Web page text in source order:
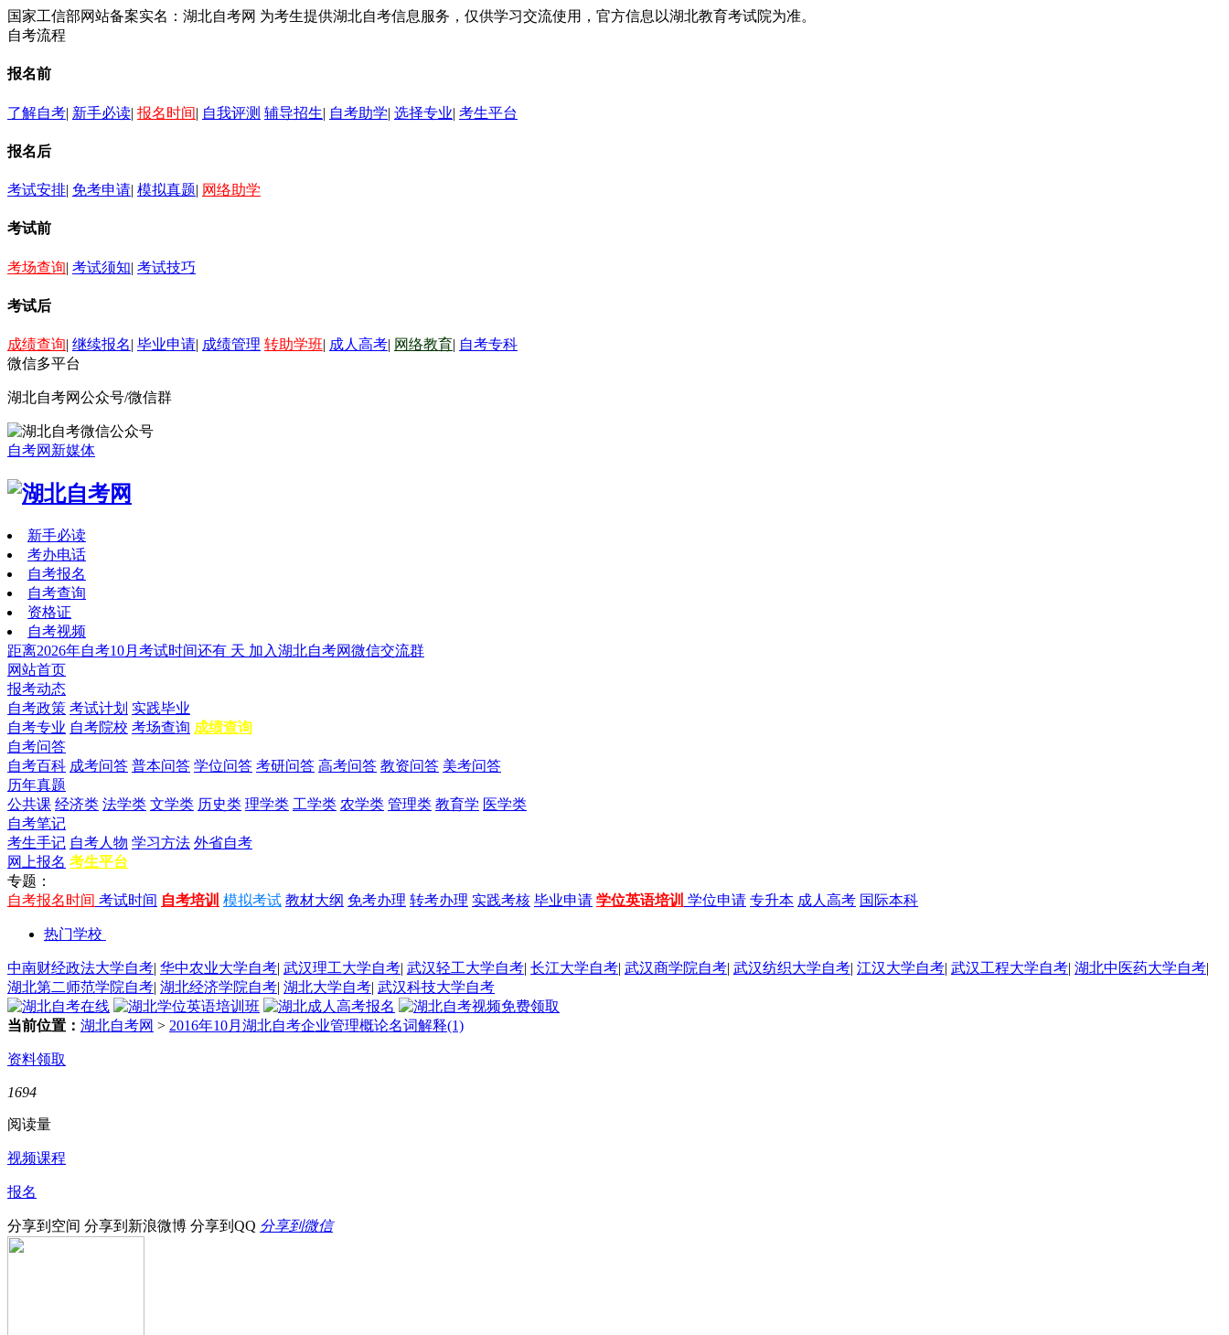
国家工信部网站备案实名：湖北自考网 为考生提供湖北自考信息服务，仅供学习交流使用，官方信息以湖北教育考试院为准。
自考流程
报名前
了解自考| 新手必读| 报名时间| 自我评测 辅导招生| 自考助学| 选择专业| 考生平台
报名后
考试安排| 免考申请| 模拟真题| 网络助学
考试前
考场查询| 考试须知| 考试技巧
考试后
成绩查询| 继续报名| 毕业申请| 成绩管理 转助学班| 成人高考| 网络教育| 自考专科
微信多平台
湖北自考网公众号/微信群
自考网新媒体
新手必读
考办电话
自考报名
自考查询
资格证
自考视频
距离2026年自考10月考试时间还有 天 加入湖北自考网微信交流群
网站首页
报考动态
自考政策 考试计划 实践毕业
自考专业 自考院校 考场查询 成绩查询
自考问答
自考百科 成考问答 普本问答 学位问答 考研问答 高考问答 教资问答 美考问答
历年真题
公共课 经济类 法学类 文学类 历史类 理学类 工学类 农学类 管理类 教育学 医学类
自考笔记
考生手记 自考人物 学习方法 外省自考
网上报名 考生平台
专题：
自考报名时间 考试时间 自考培训 模拟考试 教材大纲 免考办理 转考办理 实践考核 毕业申请 学位英语培训 学位申请 专升本 成人高考 国际本科
热门学校
中南财经政法大学自考| 华中农业大学自考| 武汉理工大学自考| 武汉轻工大学自考| 长江大学自考| 武汉商学院自考| 武汉纺织大学自考| 江汉大学自考| 武汉工程大学自考| 湖北中医药大学自考|
湖北第二师范学院自考| 湖北经济学院自考| 湖北大学自考| 武汉科技大学自考
当前位置： 湖北自考网 > 2016年10月湖北自考企业管理概论名词解释(1)
资料领取
1694
阅读量
视频课程
报名
分享到空间 分享到新浪微博 分享到QQ 分享到微信